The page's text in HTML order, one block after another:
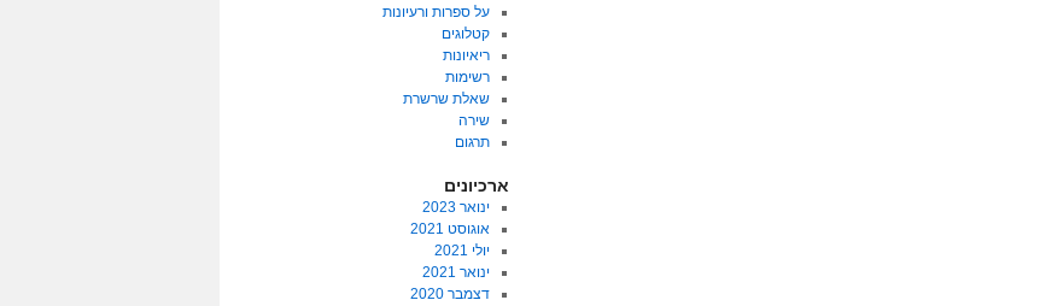
על ספרות ורעיונות
קטלוגים
ריאיונות
רשימות
שאלת שרשרת
שירה
תרגום
ארכיונים
ינואר 2023
אוגוסט 2021
יולי 2021
ינואר 2021
דצמבר 2020